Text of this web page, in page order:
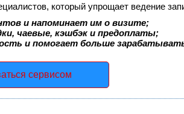
который упрощает ведение
и напоминает им о визите;
чаевые, кэшбэк и предоплаты;
и помогает больше
сервисом